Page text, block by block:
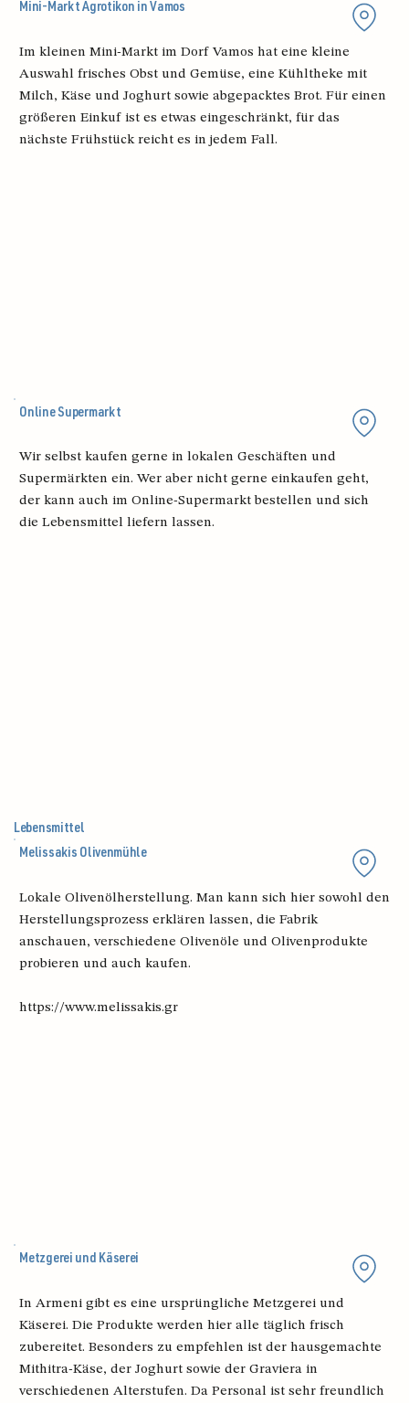
Mini-Markt Agrotikon in Vamos
Im kleinen Mini-Markt im Dorf Vamos hat eine kleine
Auswahl frisches Obst und Gemüse, eine Kühltheke mit
Milch, Käse und Joghurt sowie abgepacktes Brot. Für einen
größeren Einkuf ist es etwas eingeschränkt, für das
nächste Frühstück reicht es in jedem Fall.
Online Supermarkt
Wir selbst kaufen gerne in lokalen Geschäften und
Supermärkten ein. Wer aber nicht gerne einkaufen geht,
der kann auch im Online-Supermarkt bestellen und sich
die Lebensmittel liefern lassen.
Melissakis Olivenmühle
Lokale Olivenölherstellung. Man kann sich hier sowohl den
Herstellungsprozess erklären lassen, die Fabrik
anschauen, verschiedene Olivenöle und Olivenprodukte
probieren und auch kaufen.
https://www.melissakis.gr
Metzgerei und Käserei
In Armeni gibt es eine ursprüngliche Metzgerei und
Käserei. Die Produkte werden hier alle täglich frisch
zubereitet. Besonders zu empfehlen ist der hausgemachte
Mithitra-Käse, der Joghurt sowie der Graviera in
verschiedenen Alterstufen. Da Personal ist sehr freundlich
Lebensmittel